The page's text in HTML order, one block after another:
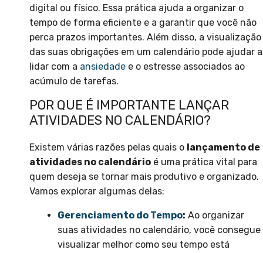
digital ou físico. Essa prática ajuda a organizar o
tempo de forma eficiente e a garantir que você não
perca prazos importantes. Além disso, a visualização
das suas obrigações em um calendário pode ajudar a
lidar com a ansiedade e o estresse associados ao
acúmulo de tarefas.
POR QUE É IMPORTANTE LANÇAR
ATIVIDADES NO CALENDÁRIO?
Existem várias razões pelas quais o lançamento de
atividades no calendário é uma prática vital para
quem deseja se tornar mais produtivo e organizado.
Vamos explorar algumas delas:
Gerenciamento do Tempo: Ao organizar
suas atividades no calendário, você consegue
visualizar melhor como seu tempo está